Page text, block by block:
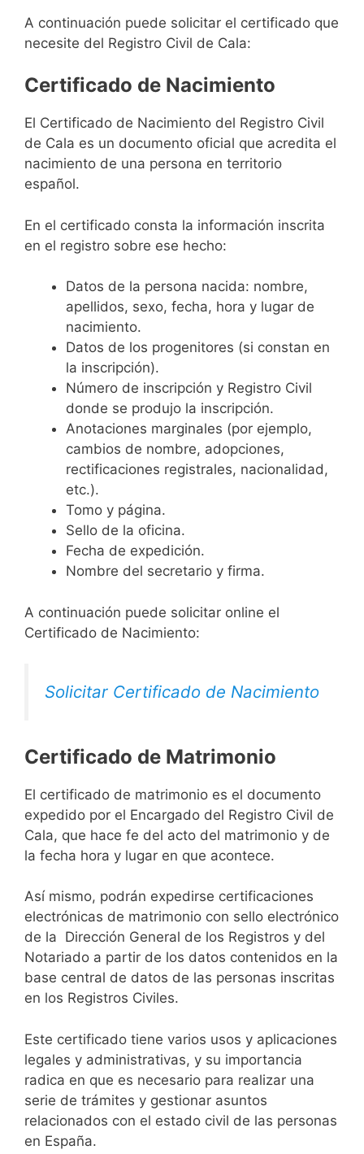
A continuación puede solicitar el certificado que
necesite del Registro Civil de Cala:
Certificado de Nacimiento
El Certificado de Nacimiento del Registro Civil
de Cala es un documento oficial que acredita el
nacimiento de una persona en territorio
español.
En el certificado consta la información inscrita
en el registro sobre ese hecho:
Datos de la persona nacida: nombre,
apellidos, sexo, fecha, hora y lugar de
nacimiento.
Datos de los progenitores (si constan en
la inscripción).
Número de inscripción y Registro Civil
donde se produjo la inscripción.
Anotaciones marginales (por ejemplo,
cambios de nombre, adopciones,
rectificaciones registrales, nacionalidad,
etc.).
Tomo y página.
Sello de la oficina.
Fecha de expedición.
Nombre del secretario y firma.
A continuación puede solicitar online el
Certificado de Nacimiento:
Solicitar Certificado de Nacimiento
Certificado de Matrimonio
El certificado de matrimonio es el documento
expedido por el Encargado del Registro Civil de
Cala, que hace fe del acto del matrimonio y de
la fecha hora y lugar en que acontece.
Así mismo, podrán expedirse certificaciones
electrónicas de matrimonio con sello electrónico
de la Dirección General de los Registros y del
Notariado a partir de los datos contenidos en la
base central de datos de las personas inscritas
en los Registros Civiles.
Este certificado tiene varios usos y aplicaciones
legales y administrativas, y su importancia
radica en que es necesario para realizar una
serie de trámites y gestionar asuntos
relacionados con el estado civil de las personas
en España.